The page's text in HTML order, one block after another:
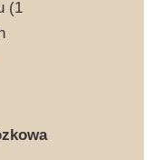
(1